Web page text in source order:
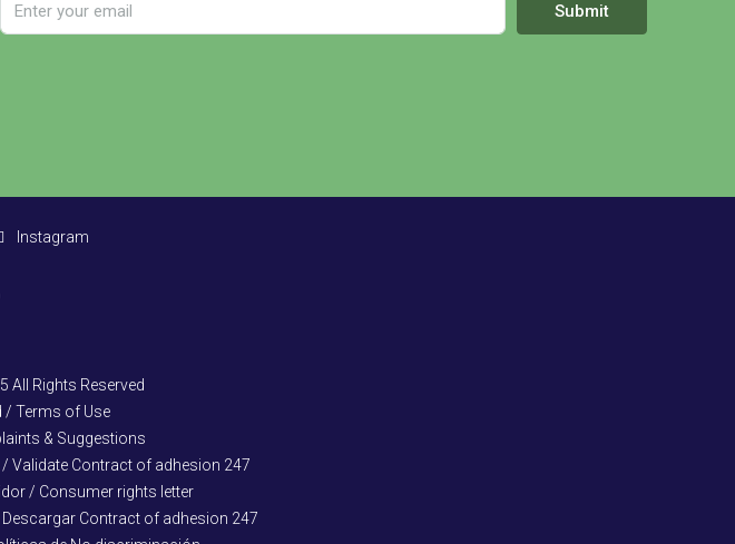
Submit
Instagram
All Rights Reserved
/ Terms of Use
& Suggestions
Validate Contract of adhesion 247
/ Consumer rights letter
Contract of adhesion 247